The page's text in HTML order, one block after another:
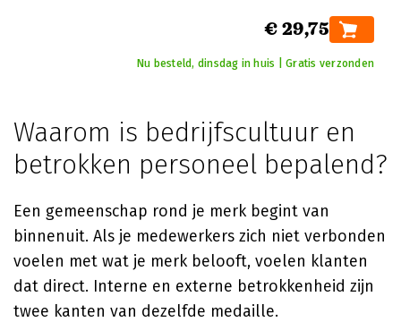
€ 29,75
Nu besteld, dinsdag in huis | Gratis verzonden
Waarom is bedrijfscultuur en
betrokken personeel bepalend?
Een gemeenschap rond je merk begint van
binnenuit. Als je medewerkers zich niet verbonden
voelen met wat je merk belooft, voelen klanten
dat direct. Interne en externe betrokkenheid zijn
twee kanten van dezelfde medaille.